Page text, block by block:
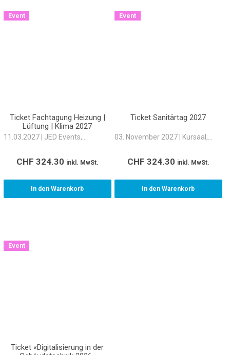
Event
Ticket Fachtagung Heizung |
Lüftung | Klima 2027
11.03.2027 | JED Events,
CHF 324.30 inkl. MwSt.
In den Warenkorb
Event
Ticket Sanitärtag 2027
03. November 2027 | Kursaal,
CHF 324.30 inkl. MwSt.
In den Warenkorb
Event
Ticket «Digitalisierung in der